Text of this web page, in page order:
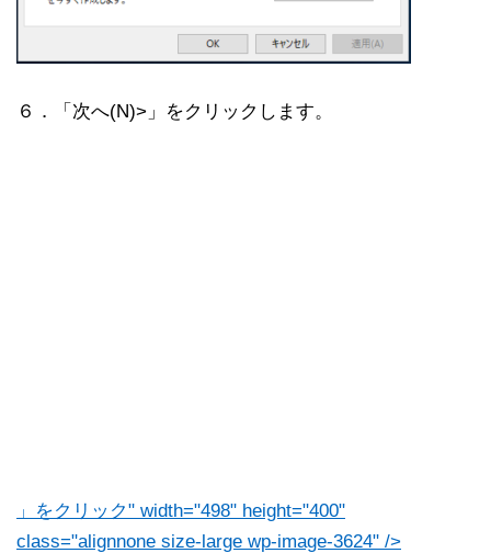
６．「次へ(N)>」をクリックします。
」をクリック" width="498" height="400"
class="alignnone size-large wp-image-3624" />